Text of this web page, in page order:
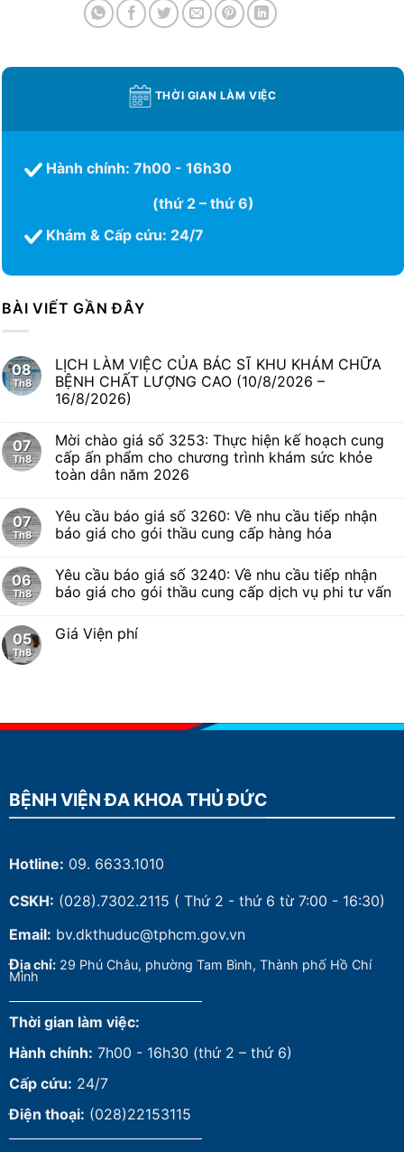
THỜI GIAN LÀM VIỆC
Hành chính: 7h00 - 16h30
(thứ 2 – thứ 6)
Khám & Cấp cứu: 24/7
BÀI VIẾT GẦN ĐÂY
08
Th8
LỊCH LÀM VIỆC CỦA BÁC SĨ KHU KHÁM CHỮA
BỆNH CHẤT LƯỢNG CAO (10/8/2026 –
16/8/2026)
07
Th8
Mời chào giá số 3253: Thực hiện kế hoạch cung
cấp ấn phẩm cho chương trình khám sức khỏe
toàn dân năm 2026
07
Th8
Yêu cầu báo giá số 3260: Về nhu cầu tiếp nhận
báo giá cho gói thầu cung cấp hàng hóa
06
Th8
Yêu cầu báo giá số 3240: Về nhu cầu tiếp nhận
báo giá cho gói thầu cung cấp dịch vụ phi tư vấn
05
Th8
Giá Viện phí
BỆNH VIỆN ĐA KHOA THỦ ĐỨC
Hotline: 09. 6633.1010
CSKH: (028).7302.2115 ( Thứ 2 - thứ 6 từ 7:00 - 16:30)
Email: bv.dkthuduc@tphcm.gov.vn
Địa chỉ: 29 Phú Châu, phường Tam Bình, Thành phố Hồ Chí
Minh
Thời gian làm việc:
Hành chính: 7h00 - 16h30 (thứ 2 – thứ 6)
Cấp cứu: 24/7
Điện thoại: (028)22153115